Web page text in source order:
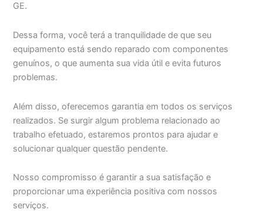
GE.
Dessa forma, você terá a tranquilidade de que seu
equipamento está sendo reparado com componentes
genuínos, o que aumenta sua vida útil e evita futuros
problemas.
Além disso, oferecemos garantia em todos os serviços
realizados. Se surgir algum problema relacionado ao
trabalho efetuado, estaremos prontos para ajudar e
solucionar qualquer questão pendente.
Nosso compromisso é garantir a sua satisfação e
proporcionar uma experiência positiva com nossos
serviços.